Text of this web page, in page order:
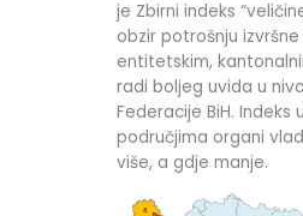
je Zbirni indeks
obzir potrošnju
entitetskim,
radi boljeg uvida u
Federacije BiH. Indeks
područjima organi
više, a gdje manje.